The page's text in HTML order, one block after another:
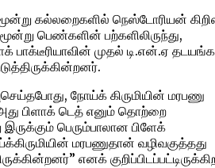
கல்லறைகளில் நெஸ்டோரியன்
பெண்களின் பற்களிலிருந்து,
பாக்டீரியாவின் முதல் டி.என்.ஏ
நோய்க் கிருமியின் மரபணு
பிளாக் டெத் எனும் தொற்றை
பெரும்பாலான பிளேக்
மரபணுதான் வழிவகுத்தது
எனக்